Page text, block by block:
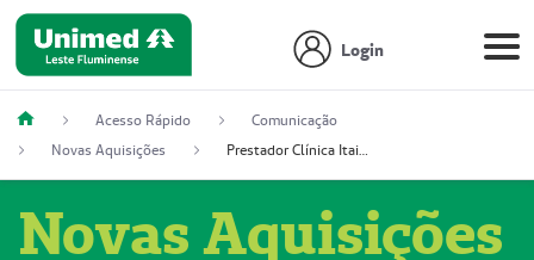
Login
Acesso Rápido
Comunicação
Novas Aquisições
Prestador Clínica Itaipú Ltda (51004348-2)
Novas Aquisições